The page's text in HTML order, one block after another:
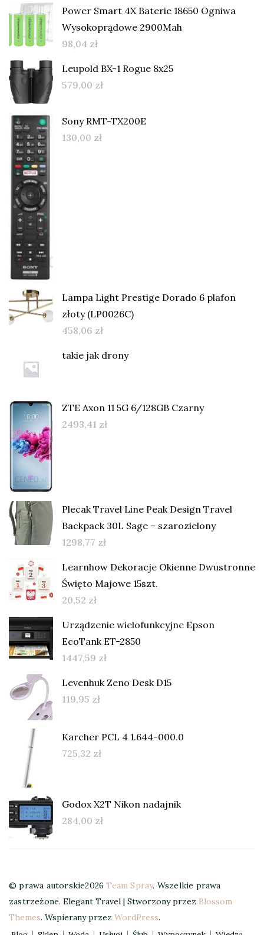
Power Smart 4X Baterie 18650 Ogniwa
Wysokoprądowe 2900Mah
98,04 zł
Leupold BX-1 Rogue 8x25
579,00 zł
Sony RMT-TX200E
130,00 zł
Lampa Light Prestige Dorado 6 plafon
złoty (LP0026C)
458,06 zł
takie jak drony
ZTE Axon 11 5G 6/128GB Czarny
2493,41 zł
Plecak Travel Line Peak Design Travel
Backpack 30L Sage – szarozielony
1298,77 zł
Learnhow Dekoracje Okienne Dwustronne
Święto Majowe 15szt.
20,52 zł
Urządzenie wielofunkcyjne Epson
EcoTank ET-2850
1447,59 zł
Levenhuk Zeno Desk D15
119,95 zł
Karcher PCL 4 1.644-000.0
725,32 zł
Godox X2T Nikon nadajnik
284,00 zł
© prawa autorskie2026Team Spray. Wszelkie prawa
zastrzeżone. Elegant Travel | Stworzony przez Blossom
Themes. Wspierany przez WordPress.